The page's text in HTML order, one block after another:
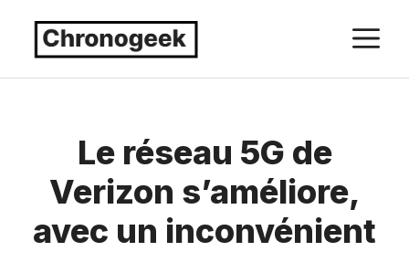
Le réseau 5G de
Verizon s’améliore,
avec un inconvénient